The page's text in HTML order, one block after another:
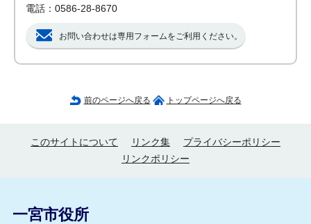
電話：0586-28-8670
お問い合わせは専用フォームをご利用ください。
前のページへ戻る トップページへ戻る
このサイトについて リンク集
プライバシーポリシー
リンクポリシー
一宮市役所